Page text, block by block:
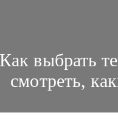
Как выбрать
смотреть,